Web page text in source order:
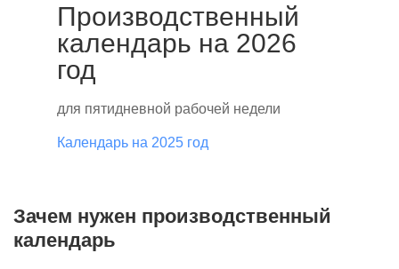
Производственный
календарь на 2026
год
для пятидневной рабочей недели
Календарь на 2025 год
Зачем нужен производственный
календарь